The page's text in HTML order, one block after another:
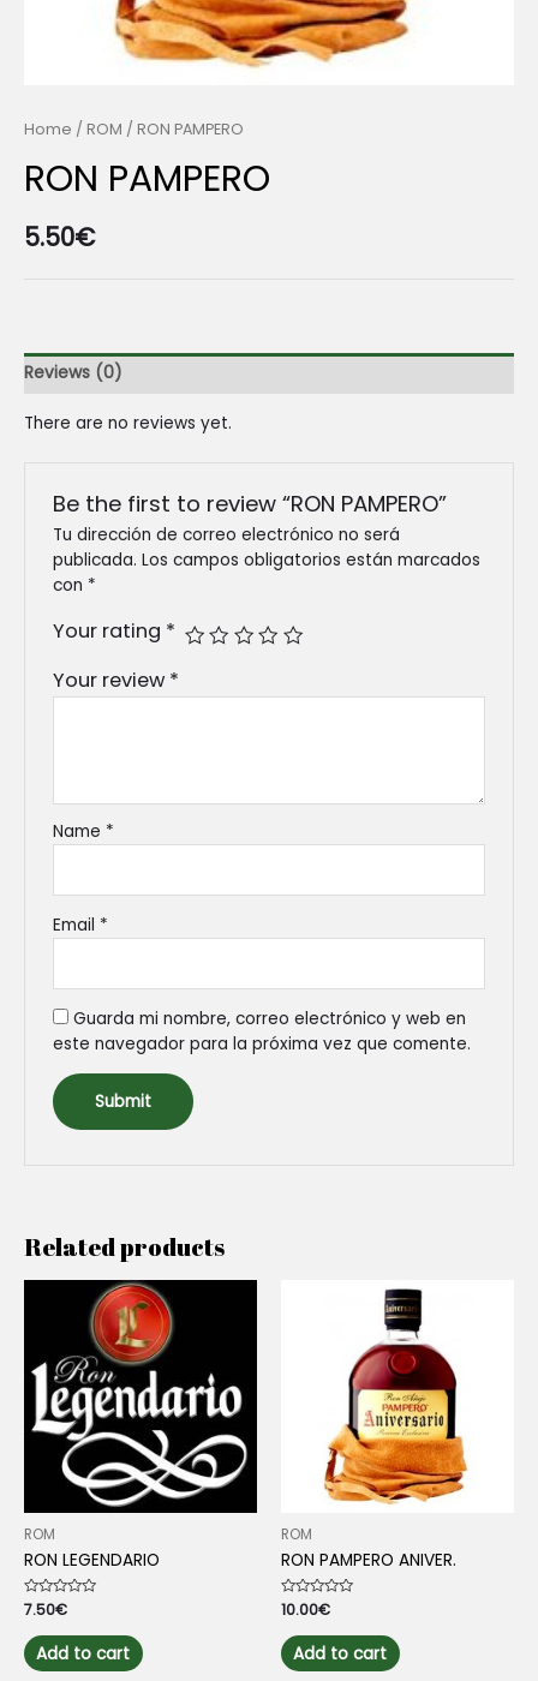
Home / ROM / RON PAMPERO
RON PAMPERO
5.50€
Reviews (0)
There are no reviews yet.
Be the first to review “RON PAMPERO”
Tu dirección de correo electrónico no será
publicada. Los campos obligatorios están marcados
con *
Your rating *
Your review *
Name *
Email *
Guarda mi nombre, correo electrónico y web en
este navegador para la próxima vez que comente.
Related products
ROM
RON LEGENDARIO
Rated
0
out
of
5
7.50€
Add to cart
ROM
RON PAMPERO ANIVER.
Rated
0
out
of
5
10.00€
Add to cart